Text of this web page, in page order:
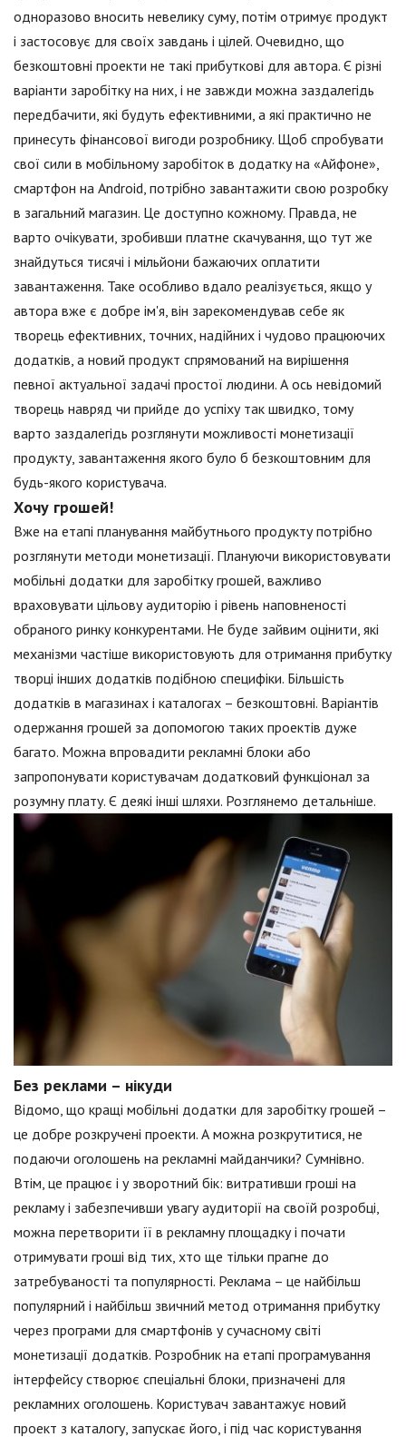
одноразово вносить невелику суму, потім отримує продукт
і застосовує для своїх завдань і цілей. Очевидно, що
безкоштовні проекти не такі прибуткові для автора. Є різні
варіанти заробітку на них, і не завжди можна заздалегідь
передбачити, які будуть ефективними, а які практично не
принесуть фінансової вигоди розробнику. Щоб спробувати
свої сили в мобільному заробіток в додатку на «Айфоне»,
смартфон на Android, потрібно завантажити свою розробку
в загальний магазин. Це доступно кожному. Правда, не
варто очікувати, зробивши платне скачування, що тут же
знайдуться тисячі і мільйони бажаючих оплатити
завантаження. Таке особливо вдало реалізується, якщо у
автора вже є добре ім'я, він зарекомендував себе як
творець ефективних, точних, надійних і чудово працюючих
додатків, а новий продукт спрямований на вирішення
певної актуальної задачі простої людини. А ось невідомий
творець навряд чи прийде до успіху так швидко, тому
варто заздалегідь розглянути можливості монетизації
продукту, завантаження якого було б безкоштовним для
будь-якого користувача.
Хочу грошей!
Вже на етапі планування майбутнього продукту потрібно
розглянути методи монетизації. Плануючи використовувати
мобільні додатки для заробітку грошей, важливо
враховувати цільову аудиторію і рівень наповненості
обраного ринку конкурентами. Не буде зайвим оцінити, які
механізми частіше використовують для отримання прибутку
творці інших додатків подібною специфіки. Більшість
додатків в магазинах і каталогах – безкоштовні. Варіантів
одержання грошей за допомогою таких проектів дуже
багато. Можна впровадити рекламні блоки або
запропонувати користувачам додатковий функціонал за
розумну плату. Є деякі інші шляхи. Розглянемо детальніше.
Без реклами – нікуди
Відомо, що кращі мобільні додатки для заробітку грошей –
це добре розкручені проекти. А можна розкрутитися, не
подаючи оголошень на рекламні майданчики? Сумнівно.
Втім, це працює і у зворотний бік: витративши гроші на
рекламу і забезпечивши увагу аудиторії на своїй розробці,
можна перетворити її в рекламну площадку і почати
отримувати гроші від тих, хто ще тільки прагне до
затребуваності та популярності. Реклама – це найбільш
популярний і найбільш звичний метод отримання прибутку
через програми для смартфонів у сучасному світі
монетизації додатків. Розробник на етапі програмування
інтерфейсу створює спеціальні блоки, призначені для
рекламних оголошень. Користувач завантажує новий
проект з каталогу, запускає його, і під час користування